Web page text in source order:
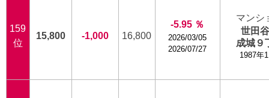
159
位
15,800 -1,000 16,800
-5.95 ％
2026/03/05
2026/07/27
マンシ
世田
成城９
1987年